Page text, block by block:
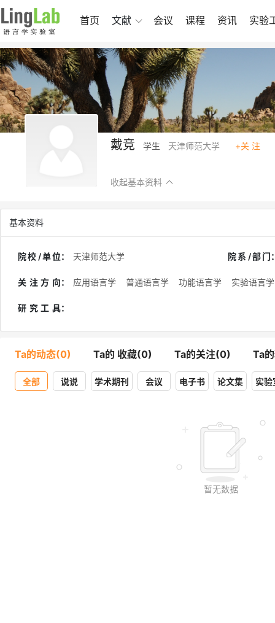
首页 文献 会议 课程 资讯 实验
戴竞 学生 天津师范大学 +关 注
收起基本资料
基本资料
院校/单位： 天津师范大学 院系/部门
关注方向： 应用语言学 普通语言学 功能语言学 实验语言学
研究工具：
Ta的动态(0) Ta的 收藏(0) Ta的关注(0) Ta
全部 说说 学术期刊 会议 电子书 论文集 实验
暂无数据